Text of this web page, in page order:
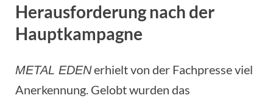
Herausforderung nach der
Hauptkampagne
METAL EDENerhielt von der Fachpresse viel
Anerkennung. Gelobt wurden das